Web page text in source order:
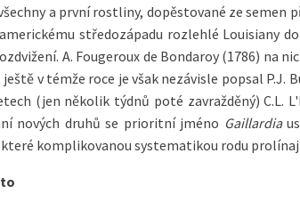
a první rostliny, dopěstované ze semen
středozápadu rozlehlé Louisiany
A. Fougeroux de Bondaroy (1786) na
ještě v témže roce je však nezávisle popsal P.J.
(jen několik týdnů poté zavražděný) C.L.
nových druhů se prioritní jméno Gaillardia
komplikovanou systematikou rodu